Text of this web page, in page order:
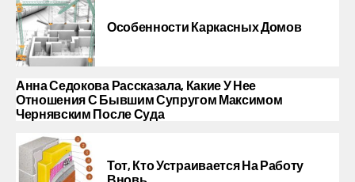
Особенности Каркасных Домов
Анна Седокова Рассказала, Какие У Нее
Отношения С Бывшим Супругом Максимом
Чернявским После Суда
Тот, Кто Устраивается На Работу